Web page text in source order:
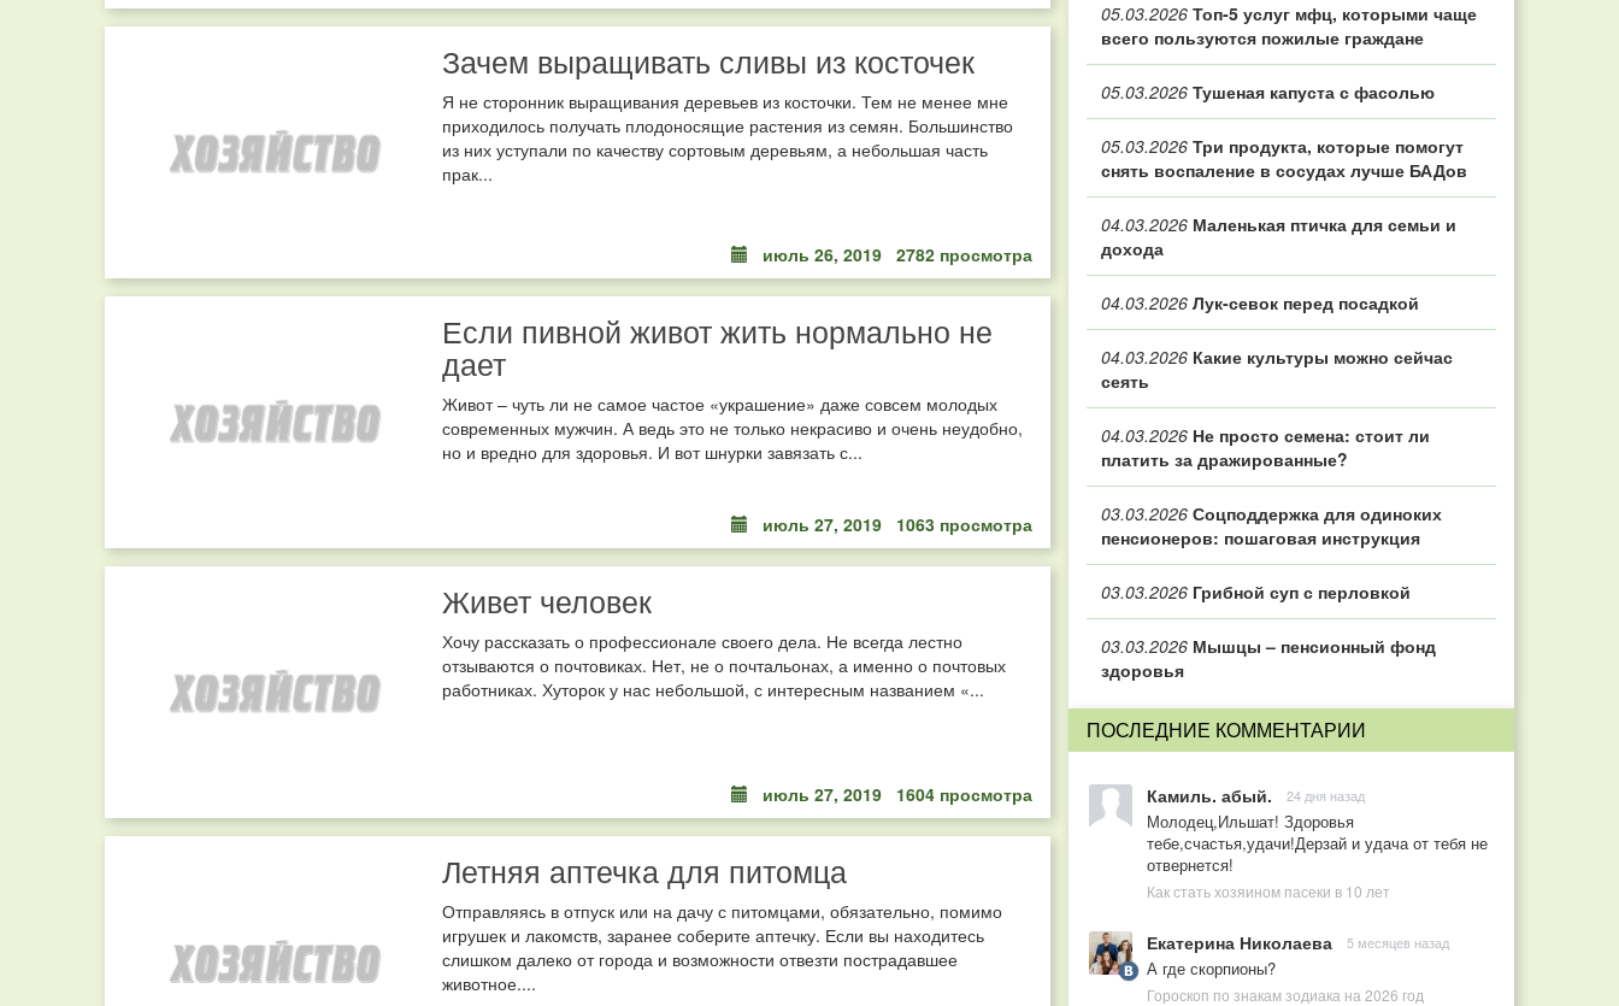
Зачем выращивать сливы из косточек
Я не сторонник выращивания деревьев из косточки. Тем не менее мне
приходилось получать плодоносящие растения из семян. Большинство
из них уступали по качеству сортовым деревьям, а небольшая часть
прак...
июль 26, 2019 2782 просмотра
Если пивной живот жить нормально не
дает
Живот – чуть ли не самое частое «украшение» даже совсем молодых
современных мужчин. А ведь это не только некрасиво и очень неудобно,
но и вредно для здоровья. И вот шнурки завязать с...
июль 27, 2019 1063 просмотра
Живет человек
Хочу рассказать о профессионале своего дела. Не всегда лестно
отзываются о почтовиках. Нет, не о почтальонах, а именно о почтовых
работниках. Хуторок у нас небольшой, с интересным названием «...
июль 27, 2019 1604 просмотра
Летняя аптечка для питомца
Отправляясь в отпуск или на дачу с питомцами, обязательно, помимо
игрушек и лакомств, заранее соберите аптечку. Если вы находитесь
слишком далеко от города и возможности отвезти пострадавшее
животное....
05.03.2026 Топ‑5 услуг мфц, которыми чаще
всего пользуются пожилые граждане
05.03.2026 Тушеная капуста с фасолью
05.03.2026 Три продукта, которые помогут
снять воспаление в сосудах лучше БАДов
04.03.2026 Маленькая птичка для семьи и
дохода
04.03.2026 Лук-севок перед посадкой
04.03.2026 Какие культуры можно сейчас
сеять
04.03.2026 Не просто семена: стоит ли
платить за дражированные?
03.03.2026 Соцподдержка для одиноких
пенсионеров: пошаговая инструкция
03.03.2026 Грибной суп с перловкой
03.03.2026 Мышцы – пенсионный фонд
здоровья
ПОСЛЕДНИЕ КОММЕНТАРИИ
Камиль. абый. 24 дня назад
Молодец,Ильшат! Здоровья
тебе,счастья,удачи!Дерзай и удача от тебя не
отвернется!
Как стать хозяином пасеки в 10 лет
Екатерина Николаева 5 месяцев назад
А где скорпионы?
Гороскоп по знакам зодиака на 2026 год